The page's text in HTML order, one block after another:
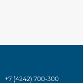
+7 (4242) 700-300